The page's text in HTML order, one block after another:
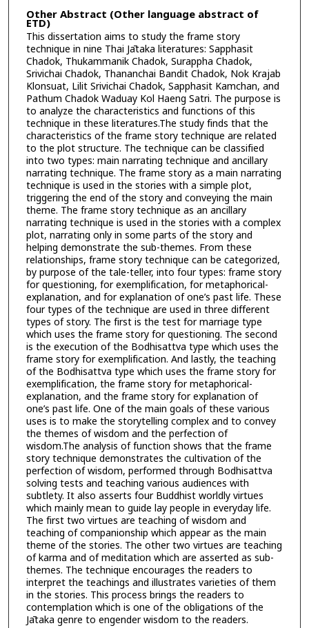
Other Abstract (Other language abstract of
ETD)
This dissertation aims to study the frame story
technique in nine Thai Jātaka literatures: Sapphasit
Chadok, Thukammanik Chadok, Surappha Chadok,
Srivichai Chadok, Thananchai Bandit Chadok, Nok Krajab
Klonsuat, Lilit Srivichai Chadok, Sapphasit Kamchan, and
Pathum Chadok Waduay Kol Haeng Satri. The purpose is
to analyze the characteristics and functions of this
technique in these literatures.The study finds that the
characteristics of the frame story technique are related
to the plot structure. The technique can be classified
into two types: main narrating technique and ancillary
narrating technique. The frame story as a main narrating
technique is used in the stories with a simple plot,
triggering the end of the story and conveying the main
theme. The frame story technique as an ancillary
narrating technique is used in the stories with a complex
plot, narrating only in some parts of the story and
helping demonstrate the sub-themes. From these
relationships, frame story technique can be categorized,
by purpose of the tale-teller, into four types: frame story
for questioning, for exemplification, for metaphorical-
explanation, and for explanation of one’s past life. These
four types of the technique are used in three different
types of story. The first is the test for marriage type
which uses the frame story for questioning. The second
is the execution of the Bodhisattva type which uses the
frame story for exemplification. And lastly, the teaching
of the Bodhisattva type which uses the frame story for
exemplification, the frame story for metaphorical-
explanation, and the frame story for explanation of
one’s past life. One of the main goals of these various
uses is to make the storytelling complex and to convey
the themes of wisdom and the perfection of
wisdom.The analysis of function shows that the frame
story technique demonstrates the cultivation of the
perfection of wisdom, performed through Bodhisattva
solving tests and teaching various audiences with
subtlety. It also asserts four Buddhist worldly virtues
which mainly mean to guide lay people in everyday life.
The first two virtues are teaching of wisdom and
teaching of companionship which appear as the main
theme of the stories. The other two virtues are teaching
of karma and of meditation which are asserted as sub-
themes. The technique encourages the readers to
interpret the teachings and illustrates varieties of them
in the stories. This process brings the readers to
contemplation which is one of the obligations of the
Jātaka genre to engender wisdom to the readers.